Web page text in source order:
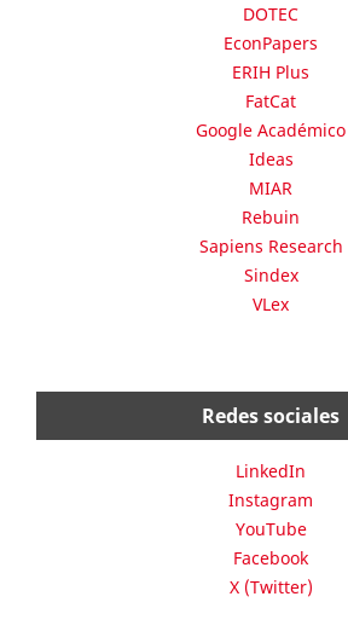
DOTEC
EconPapers
ERIH Plus
FatCat
Google Académico
Ideas
MIAR
Rebuin
Sapiens Research
Sindex
VLex
Redes sociales
LinkedIn
Instagram
YouTube
Facebook
X (Twitter)